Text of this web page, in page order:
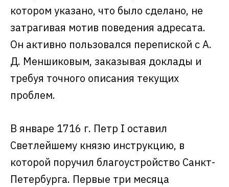
котором указано, что было сделано, не
затрагивая мотив поведения адресата.
Он активно пользовался перепиской с А.
Д. Меншиковым, заказывая доклады и
требуя точного описания текущих
проблем.
В январе 1716 г. Петр I оставил
Светлейшему князю инструкцию, в
которой поручил благоустройство Санкт-
Петербурга. Первые три месяца